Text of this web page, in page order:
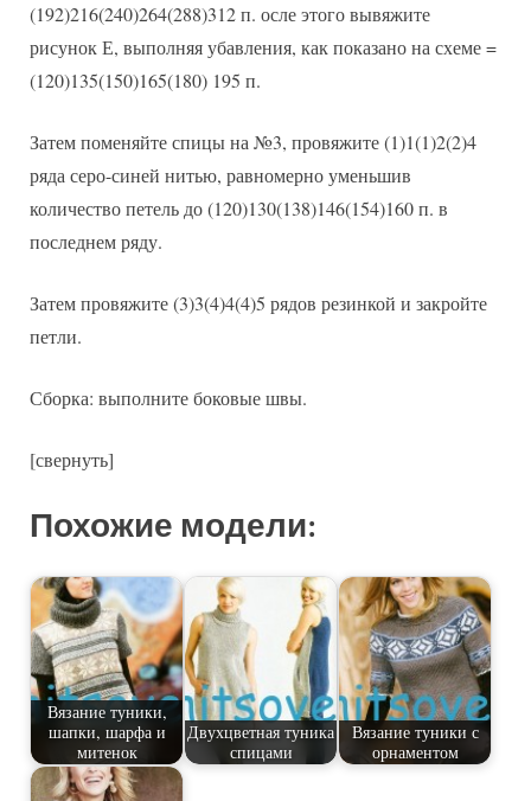
(192)216(240)264(288)312 п. осле этого вывяжите
рисунок Е, выполняя убавления, как показано на схеме =
(120)135(150)165(180) 195 п.
Затем поменяйте спицы на №3, провяжите (1)1(1)2(2)4
ряда серо-синей нитью, равномерно уменьшив
количество петель до (120)130(138)146(154)160 п. в
последнем ряду.
Затем провяжите (3)3(4)4(4)5 рядов резинкой и закройте
петли.
Сборка: выполните боковые швы.
[свернуть]
Похожие модели:
Вязание туники,
шапки, шарфа и
митенок
Двухцветная туника
спицами
Вязание туники с
орнаментом